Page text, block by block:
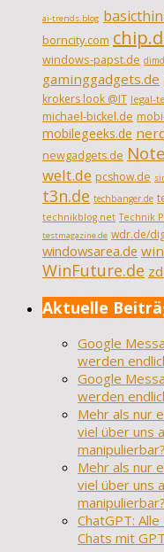
ai-trends.blog
borncity.com
windows-papst.de
gaminggadgets.de
krokers look @IT legal-
michael-bickel.de
mobilegeeks.de
newgadgets.de
welt.de pcshow.de
t3n.de techbanger.de
technikblog.net Technik
testmagazine.de wdr.de/
windowsarea.de
WinFuture.de
Aktuelle
Google
werden
Google
werden
Mehr als nur
viel über uns
manipulierbar?
Mehr als nur
viel über uns
manipulierbar?
ChatGPT:
Chats mit